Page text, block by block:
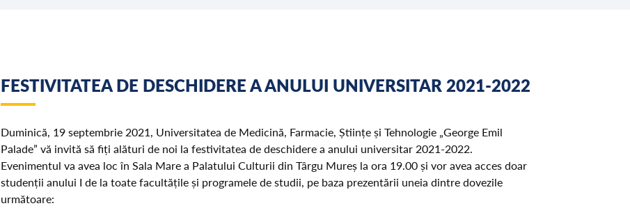
FESTIVITATEA DE DESCHIDERE A ANULUI UNIVERSITAR 2021-2022
Duminică, 19 septembrie 2021, Universitatea de Medicină, Farmacie, Științe și Tehnologie „George Emil
Palade” vă invită să fiți alături de noi la festivitatea de deschidere a anului universitar 2021-2022.
Evenimentul va avea loc în Sala Mare a Palatului Culturii din Târgu Mureș la ora 19.00 și vor avea acces doar
studenții anului I de la toate facultățile și programele de studii, pe baza prezentării uneia dintre dovezile
următoare: